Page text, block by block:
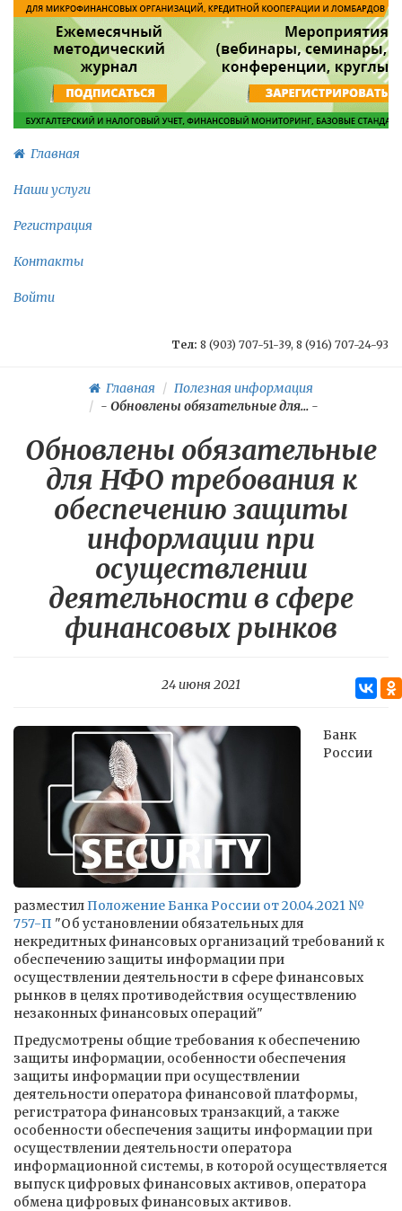
Главная
Наши услуги
Регистрация
Контакты
Войти
Тел: 8 (903) 707-51-39, 8 (916) 707-24-93
Главная
Полезная информация
- Обновлены обязательные для...-
Обновлены обязательные
для НФО требования к
обеспечению защиты
информации при
осуществлении
деятельности в сфере
финансовых рынков
24 июня 2021
Банк
России
разместилПоложение Банка России от 20.04.2021 №
757-П "Об установлении обязательных для
некредитных финансовых организаций требований к
обеспечению защиты информации при
осуществлении деятельности в сфере финансовых
рынков в целях противодействия осуществлению
незаконных финансовых операций"
Предусмотрены общие требования к обеспечению
защиты информации, особенности обеспечения
защиты информации при осуществлении
деятельности оператора финансовой платформы,
регистратора финансовых транзакций, а также
особенности обеспечения защиты информации при
осуществлении деятельности оператора
информационной системы, в которой осуществляется
выпуск цифровых финансовых активов, оператора
обмена цифровых финансовых активов.